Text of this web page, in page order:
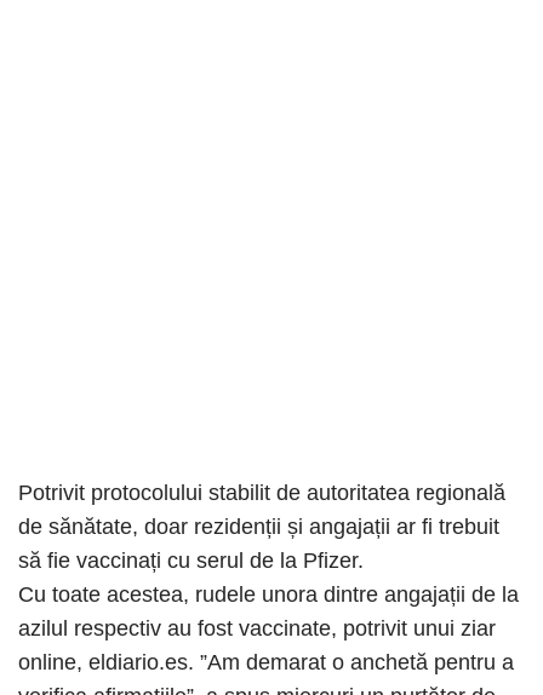
Potrivit protocolului stabilit de autoritatea regională
de sănătate, doar rezidenții și angajații ar fi trebuit
să fie vaccinați cu serul de la Pfizer.
Cu toate acestea, rudele unora dintre angajații de la
azilul respectiv au fost vaccinate, potrivit unui ziar
online, eldiario.es. ”Am demarat o anchetă pentru a